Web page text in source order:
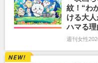
紋！“わ
ける大
ハマる理
週刊女性